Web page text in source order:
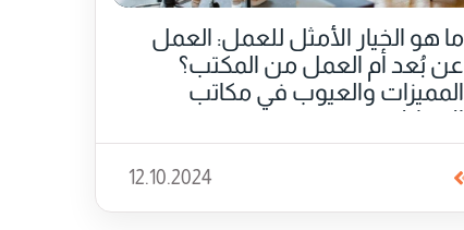
ما هو الخيار الأمثل للعمل: العمل
عن بُعد أم العمل من المكتب؟
المميزات والعيوب في مكاتب
الإيجار!
12.10.2024